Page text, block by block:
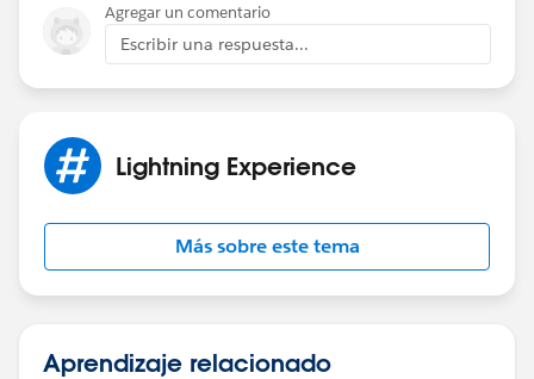
Agregar un comentario
Escribir una respuesta...
Lightning Experience
Más sobre este tema
Aprendizaje relacionado